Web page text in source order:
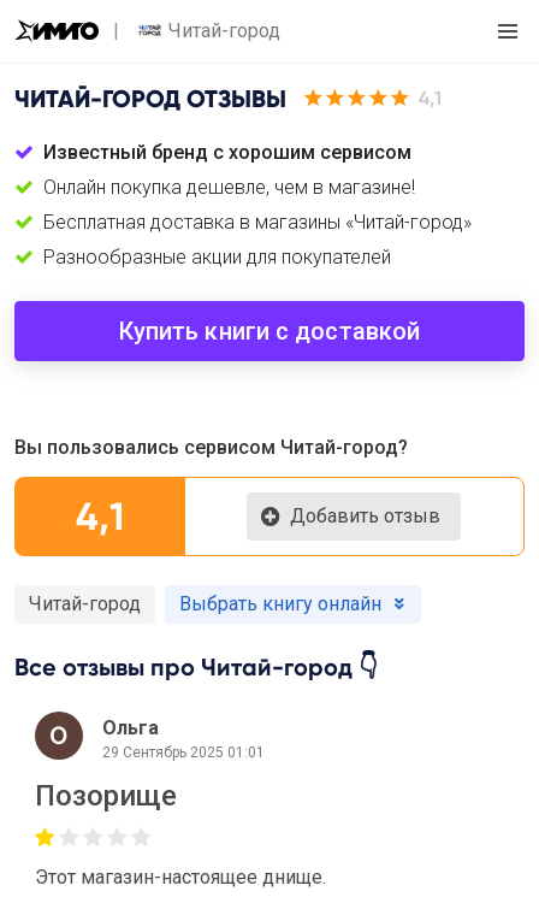
Читай-город
ЧИТАЙ-ГОРОД ОТЗЫВЫ 4,1
Известный бренд с хорошим сервисом
Онлайн покупка дешевле, чем в магазине!
Бесплатная доставка в магазины «Читай-город»
Разнообразные акции для покупателей
Купить книги с доставкой
Вы пользовались сервисом Читай-город?
4,1 Добавить отзыв
Читай-город Выбрать книгу онлайн
Все отзывы про Читай-город 👇
Ольга
29 Сентябрь 2025 01:01
Позорище
Этот магазин-настоящее днище.